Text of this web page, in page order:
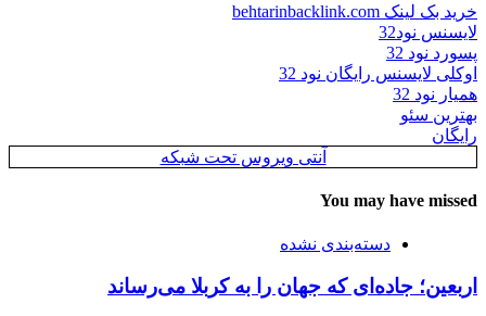
خرید بک لینک behtarinbacklink.com
لایسنس نود32
پسورد نود 32
اوکلی لایسنس رایگان نود 32
همیار نود 32
بهترین سئو
رایگان
آنتی ویروس تحت شبکه
You may have missed
دسته‌بندی نشده
اربعین؛ جاده‌ای که جهان را به کربلا می‌رساند